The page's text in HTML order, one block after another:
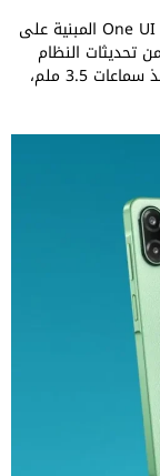
من ناحية النظام، يعمل Galaxy F70e بواجهة One UI 8.0 المبنية على
بتوفير 6 سنوات من تحديثات النظام
والتحديثات الأمنية. وتشمل المواصفات الأخرى منفذ سماعات 3.5 ملم،